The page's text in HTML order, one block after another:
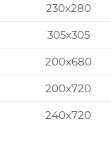
230x280
305x305
200х680
200х720
240х720